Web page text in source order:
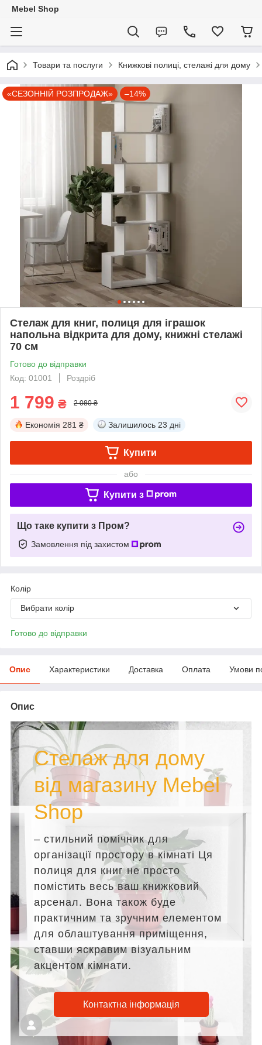
Mebel Shop
Товари та послуги Книжкові полиці, стелажі для дому
«СЕЗОННІЙ РОЗПРОДАЖ» –14%
Стелаж для книг, полиця для іграшок
напольна відкрита для дому, книжні стелажі
70 см
Готово до відправки
Код: 01001
Роздріб
1 799 ₴ 2 080 ₴
Економія 281 ₴ Залишилось 23 дні
Купити
або
Купити з
Що таке купити з Пром?
Замовлення під захистом
Колір
Вибрати колір
Готово до відправки
Опис Характеристики Доставка Оплата Умови
Опис
Стелаж для дому
від магазину Mebel
Shop
– стильний помічник для
організації простору в кімнаті Ця
полиця для книг не просто
помістить весь ваш книжковий
арсенал. Вона також буде
практичним та зручним елементом
для облаштування приміщення,
ставши яскравим візуальним
акцентом кімнати.
Контактна інформація